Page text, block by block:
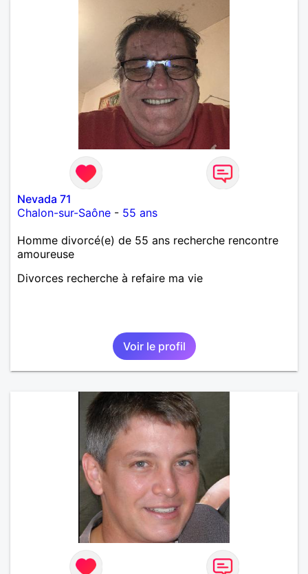
autant être trop locace. Je suis bourré de qualités
avec très peu de défauts. Je suis altruiste,
bienveillant, empathique, attentionné, honnête,
respectueux, doux de caractère et compréhensif : je
laisse « glisser » beaucoup de choses. Mais ne vous
m’éprenez pas Mesdames, si une personne que
j’aime me trahit une fois, il n’y aura pas de seconde
chance et je l’effacerai à « vitam eternam ».
Néanmoins, je suis un tout petit peu maniaque ainsi
qu’impatient. J’essaye de faire des efforts. Rien de
bien dramatique ! Du moins je le pense……Je suis un
homme facile à vivre. À vous si vous le souhaitez,
d’apprendre à me connaître davantage. J’en serai
ravi….A très bientôt je l’espère.
Nevada 71
Chalon-sur-Saône - 55 ans
Homme divorcé(e) de 55 ans recherche rencontre
amoureuse
Divorces recherche à refaire ma vie
Voir le profil